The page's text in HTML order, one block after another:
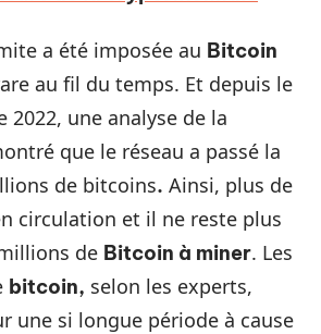
a été imposée au Bitcoin
au fil du temps. Et depuis le
2022, une analyse de la
que le réseau a passé la
de bitcoins. Ainsi, plus de
circulation et il ne reste plus
de Bitcoin à miner. Les
bitcoin, selon les experts,
une si longue période à cause